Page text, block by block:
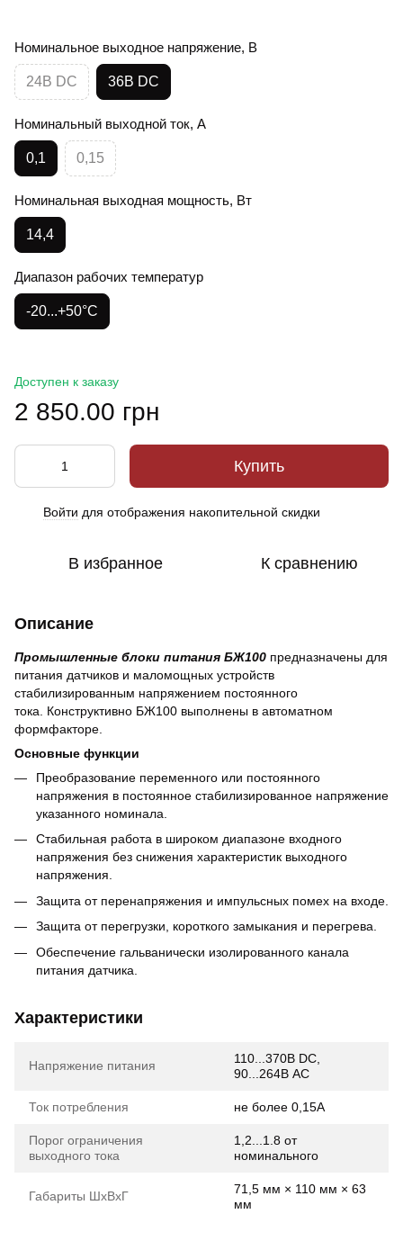
Номинальное выходное напряжение, В
24В DC 36В DC
Номинальный выходной ток, А
0,1 0,15
Номинальная выходная мощность, Вт
14,4
Диапазон рабочих температур
-20...+50°С
Доступен к заказу
2 850.00 грн
Купить
Войти для отображения накопительной скидки
В избранное К сравнению
Описание
Промышленные блоки питания БЖ100 предназначены для
питания датчиков и маломощных устройств
стабилизированным напряжением постоянного
тока. Конструктивно БЖ100 выполнены в автоматном
формфакторе.
Основные функции
Преобразование переменного или постоянного
напряжения в постоянное стабилизированное напряжение
указанного номинала.
Стабильная работа в широком диапазоне входного
напряжения без снижения характеристик выходного
напряжения.
Защита от перенапряжения и импульсных помех на входе.
Защита от перегрузки, короткого замыкания и перегрева.
Обеспечение гальванически изолированного канала
питания датчика.
Характеристики
Напряжение питания
110...370В DC,
90...264В АС
Ток потребления не более 0,15А
Порог ограничения
выходного тока
1,2...1.8 от
номинального
Габариты ШхВхГ
71,5 мм × 110 мм × 63
мм